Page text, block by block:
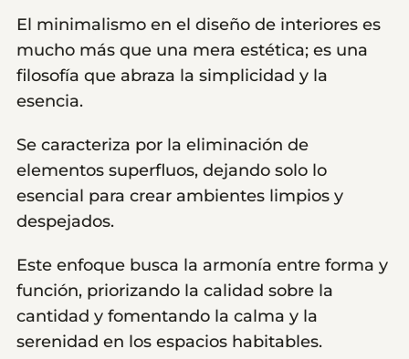
El minimalismo en el diseño de interiores es
mucho más que una mera estética; es una
filosofía que abraza la simplicidad y la
esencia.
Se caracteriza por la eliminación de
elementos superfluos, dejando solo lo
esencial para crear ambientes limpios y
despejados.
Este enfoque busca la armonía entre forma y
función, priorizando la calidad sobre la
cantidad y fomentando la calma y la
serenidad en los espacios habitables.